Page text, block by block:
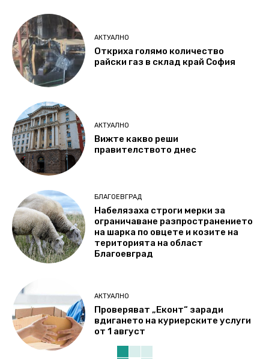
АКТУАЛНО
Откриха голямо количество
райски газ в склад край София
АКТУАЛНО
Вижте какво реши
правителството днес
БЛАГОЕВГРАД
Набелязаха строги мерки за
ограничаване разпространението
на шарка по овцете и козите на
територията на област
Благоевград
АКТУАЛНО
Проверяват „Еконт“ заради
вдигането на куриерските услуги
от 1 август